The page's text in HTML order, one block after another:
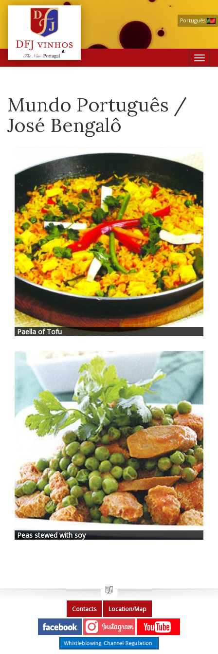
Português
Mundo Português /
José Bengalô
Paella of Tofu
Peas stewed with soy
Contacts Location/Map